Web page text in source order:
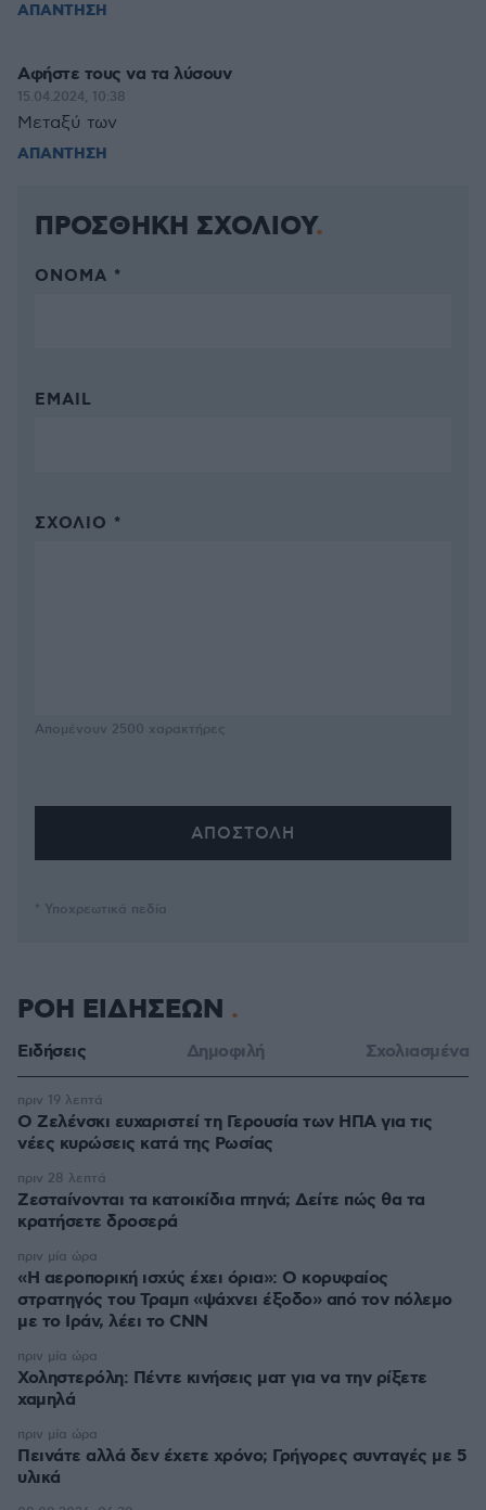
ΑΠΑΝΤΗΣΗ
Αφήστε τους να τα λύσουν
15.04.2024, 10:38
Μεταξύ των
ΑΠΑΝΤΗΣΗ
ΠΡΟΣΘΗΚΗ ΣΧΟΛΙΟΥ
ΌΝΟΜΑ *
EMAIL
ΣΧΌΛΙΟ *
Απομένουν 2500 χαρακτήρες
* Υποχρεωτικά πεδία
ΡΟΗ ΕΙΔΗΣΕΩΝ
Ειδήσεις Δημοφιλή Σχολιασμένα
Ο Ζελένσκι ευχαριστεί τη Γερουσία των ΗΠΑ για τις
νέες κυρώσεις κατά της Ρωσίας
πριν 19 λεπτά
Ζεσταίνονται τα κατοικίδια πτηνά; Δείτε πώς θα τα
κρατήσετε δροσερά
πριν 28 λεπτά
«Η αεροπορική ισχύς έχει όρια»: Ο κορυφαίος
στρατηγός του Τραμπ «ψάχνει έξοδο» από τον πόλεμο
με το Ιράν, λέει το CNN
πριν μία ώρα
Χοληστερόλη: Πέντε κινήσεις ματ για να την ρίξετε
χαμηλά
πριν μία ώρα
Πεινάτε αλλά δεν έχετε χρόνο; Γρήγορες συνταγές με 5
υλικά
πριν μία ώρα